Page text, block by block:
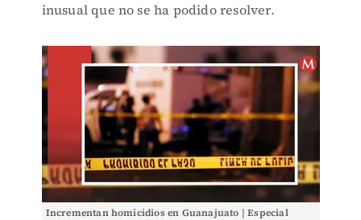
inusual que no se ha podido resolver.
Incrementan homicidios en Guanajuato | Especial